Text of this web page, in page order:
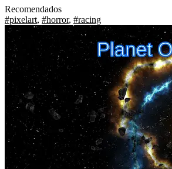
Recomendados
#pixelart, #horror, #racing